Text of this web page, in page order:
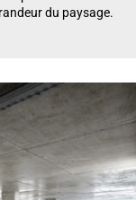
du paysage.